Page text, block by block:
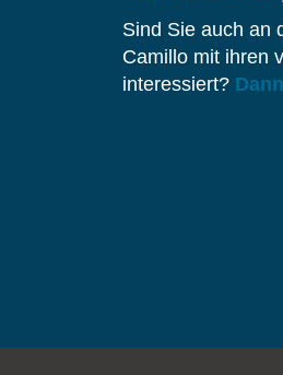
Sind Sie auch an
Camillo mit ihren
interessiert?